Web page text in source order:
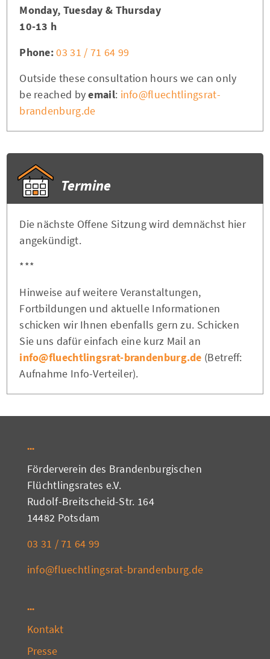
Monday, Tuesday & Thursday
10-13 h
Phone:03 31 / 71 64 99
Outside these consultation hours we can only
be reached byemail: info@fluechtlingsrat-
brandenburg.de
Termine
Die nächste Offene Sitzung wird demnächst hier
angekündigt.
***
Hinweise auf weitere Veranstaltungen,
Fortbildungen und aktuelle Informationen
schicken wir Ihnen ebenfalls gern zu. Schicken
Sie uns dafür einfach eine kurz Mail an
info@fluechtlingsrat-brandenburg.de (Betreff:
Aufnahme Info-Verteiler).
Förderverein des Brandenburgischen
Flüchtlingsrates e.V.
Rudolf-Breitscheid-Str. 164
14482 Potsdam
03 31 / 71 64 99
info@fluechtlingsrat-brandenburg.de
Kontakt
Presse